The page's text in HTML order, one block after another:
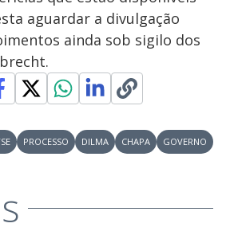
aguardar a divulgação
ainda sob sigilo dos
PROCESSO DILMA CHAPA GOVERNO